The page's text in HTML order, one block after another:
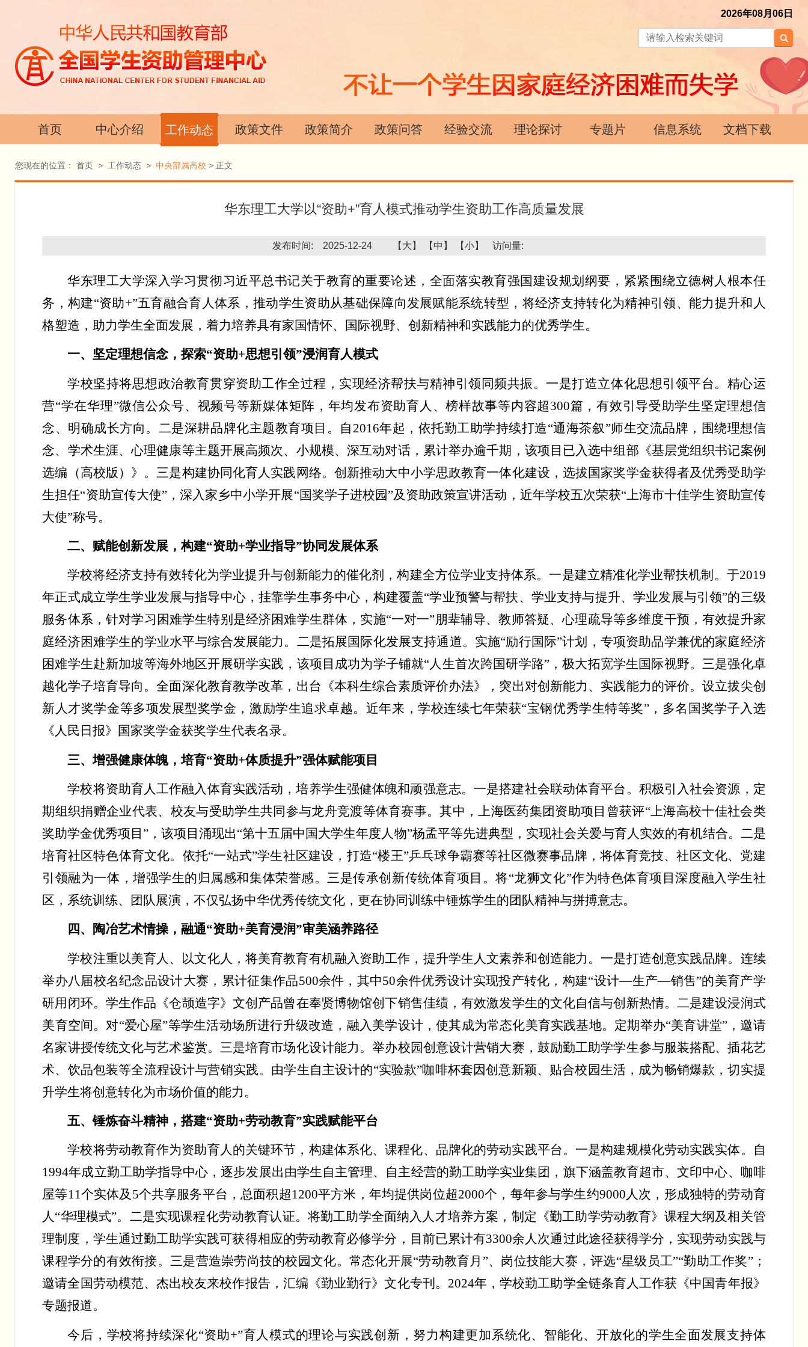
2026年08月06日
首页 中心介绍 工作动态 政策文件 政策简介 政策问答 经验交流 理论探讨 专题片 信息系统 文档下载
您现在的位置： 首页 > 工作动态 > 中央部属高校 > 正文
华东理工大学以“资助+”育人模式推动学生资助工作高质量发展
发布时间: 2025-12-24 【大】 【中】 【小】 访问量:
华东理工大学深入学习贯彻习近平总书记关于教育的重要论述，全面落实教育强国建设规划纲要，紧紧围绕立德树人根本任
务，构建“资助+”五育融合育人体系，推动学生资助从基础保障向发展赋能系统转型，将经济支持转化为精神引领、能力提升和人
格塑造，助力学生全面发展，着力培养具有家国情怀、国际视野、创新精神和实践能力的优秀学生。
一、坚定理想信念，探索“资助+思想引领”浸润育人模式
学校坚持将思想政治教育贯穿资助工作全过程，实现经济帮扶与精神引领同频共振。一是打造立体化思想引领平台。精心运
营“学在华理”微信公众号、视频号等新媒体矩阵，年均发布资助育人、榜样故事等内容超300篇，有效引导受助学生坚定理想信
念、明确成长方向。二是深耕品牌化主题教育项目。自 2016年起，依托勤工助学持续打造“通海茶叙”师生交流品牌，围绕理想信
念、学术生涯、心理健康等主题开展高频次、小规模、深互动对话，累计举办逾千期，该项目已入选中组部《基层党组织书记案例
选编（高校版）》。三是构建协同化育人实践网络。创新推动大中小学思政教育一体化建设，选拔国家奖学金获得者及优秀受助学
生担任“资助宣传大使”，深入家乡中小学开展“国奖学子进校园”及资助政策宣讲活动，近年学校五次荣获“上海市十佳学生资助宣传
大使”称号。
二、赋能创新发展，构建“资助+学业指导”协同发展体系
学校将经济支持有效转化为学业提升与创新能力的催化剂，构建全方位学业支持体系。一是建立精准化学业帮扶机制。于2019
年正式成立学生学业发展与指导中心，挂靠学生事务中心，构建覆盖“学业预警与帮扶、学业支持与提升、学业发展与引领”的三级
服务体系，针对学习困难学生特别是经济困难学生群体，实施“一对一”朋辈辅导、教师答疑、心理疏导等多维度干预，有效提升家
庭经济困难学生的学业水平与综合发展能力。二是拓展国际化发展支持通道。实施“励行国际”计划，专项资助品学兼优的家庭经济
困难学生赴新加坡等海外地区开展研学实践，该项目成功为学子铺就“人生首次跨国研学路”，极大拓宽学生国际视野。三是强化卓
越化学子培育导向。全面深化教育教学改革，出台《本科生综合素质评价办法》，突出对创新能力、实践能力的评价。设立拔尖创
新人才奖学金等多项发展型奖学金，激励学生追求卓越。近年来，学校连续七年荣获“宝钢优秀学生特等奖”，多名国奖学子入选
《人民日报》国家奖学金获奖学生代表名录。
三、增强健康体魄，培育“资助+体质提升”强体赋能项目
学校将资助育人工作融入体育实践活动，培养学生强健体魄和顽强意志。一是搭建社会联动体育平台。积极引入社会资源，定
期组织捐赠企业代表、校友与受助学生共同参与龙舟竞渡等体育赛事。其中，上海医药集团资助项目曾获评“上海高校十佳社会类
奖助学金优秀项目”，该项目涌现出“第十五届中国大学生年度人物”杨孟平等先进典型，实现社会关爱与育人实效的有机结合。二是
培育社区特色体育文化。依托“一站式”学生社区建设，打造“楼王”乒乓球争霸赛等社区微赛事品牌，将体育竞技、社区文化、党建
引领融为一体，增强学生的归属感和集体荣誉感。三是传承创新传统体育项目。将“龙狮文化”作为特色体育项目深度融入学生社
区，系统训练、团队展演，不仅弘扬中华优秀传统文化，更在协同训练中锤炼学生的团队精神与拼搏意志。
四、陶冶艺术情操，融通“资助+美育浸润”审美涵养路径
学校注重以美育人、以文化人，将美育教育有机融入资助工作，提升学生人文素养和创造能力。一是打造创意实践品牌。连续
举办八届校名纪念品设计大赛，累计征集作品500余件，其中50余件优秀设计实现投产转化，构建“设计—生产—销售”的美育产学
研用闭环。学生作品《仓颉造字》文创产品曾在奉贤博物馆创下销售佳绩，有效激发学生的文化自信与创新热情。二是建设浸润式
美育空间。对“爱心屋”等学生活动场所进行升级改造，融入美学设计，使其成为常态化美育实践基地。定期举办“美育讲堂”，邀请
名家讲授传统文化与艺术鉴赏。三是培育市场化设计能力。举办校园创意设计营销大赛，鼓励勤工助学学生参与服装搭配、插花艺
术、饮品包装等全流程设计与营销实践。由学生自主设计的“实验款”咖啡杯套因创意新颖、贴合校园生活，成为畅销爆款，切实提
升学生将创意转化为市场价值的能力。
五、锤炼奋斗精神，搭建“资助+劳动教育”实践赋能平台
学校将劳动教育作为资助育人的关键环节，构建体系化、课程化、品牌化的劳动实践平台。一是构建规模化劳动实践实体。自
1994年成立勤工助学指导中心，逐步发展出由学生自主管理、自主经营的勤工助学实业集团，旗下涵盖教育超市、文印中心、咖啡
屋等11个实体及 5个共享服务平台，总面积超1200平方米，年均提供岗位超2000个，每年参与学生约9000人次 ，形成独特的劳动育
人“华理模式”。二是实现课程化劳动教育认证。将勤工助学全面纳入人才培养方案，制定《勤工助学劳动教育》课程大纲及相关管
理制度，学生通过勤工助学实践可获得相应的劳动教育必修学分，目前已累计有3300余人次通过此途径获得学分，实现劳动实践与
课程学分的有效衔接。三是营造崇劳尚技的校园文化。常态化开展“劳动教育月”、岗位技能大赛，评选“星级员工”“勤助工作奖”；
邀请全国劳动模范、杰出校友来校作报告，汇编《勤业勤行》文化专刊 。 2024年，学校勤工助学全链条育人工作获《中国青年报》
专题报道。
今后，学校将持续深化“资助+”育人模式的理论与实践创新，努力构建更加系统化、智能化、开放化的学生全面发展支持体